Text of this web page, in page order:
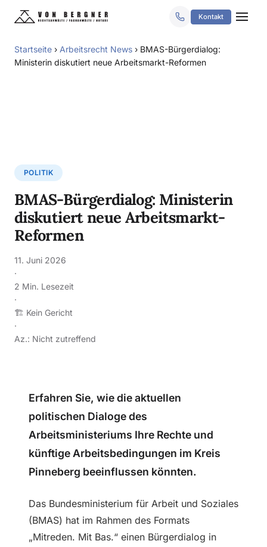
Kontakt
Startseite › Arbeitsrecht News › BMAS-Bürgerdialog:
Ministerin diskutiert neue Arbeitsmarkt-Reformen
POLITIK
BMAS-Bürgerdialog: Ministerin
diskutiert neue Arbeitsmarkt-
Reformen
11. Juni 2026
·
2 Min. Lesezeit
·
🏗️ Kein Gericht
·
Az.: Nicht zutreffend
Erfahren Sie, wie die aktuellen
politischen Dialoge des
Arbeitsministeriums Ihre Rechte und
künftige Arbeitsbedingungen im Kreis
Pinneberg beeinflussen könnten.
Das Bundesministerium für Arbeit und Soziales
(BMAS) hat im Rahmen des Formats
„Mitreden. Mit Bas.“ einen Bürgerdialog in